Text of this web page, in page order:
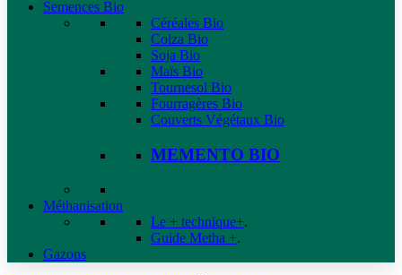
Semences Bio
Céréales Bio
Colza Bio
Soja Bio
Maïs Bio
Tournesol Bio
Fourragères Bio
Couverts Végétaux Bio
MEMENTO BIO
Méthanisation
Le + technique+.
Guide Metha +.
Gazons